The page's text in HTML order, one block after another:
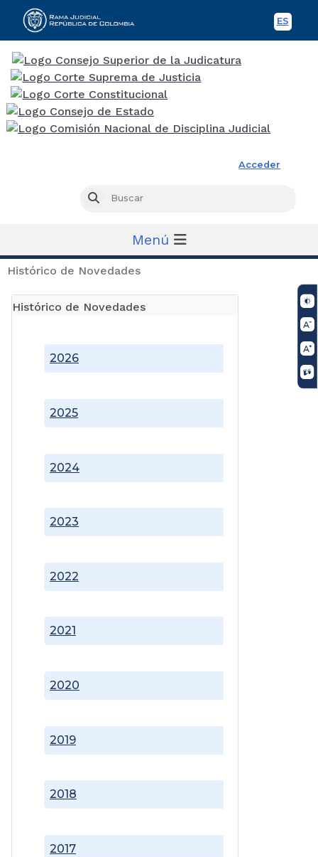
ES
Acceder
Buscar
Menú
Histórico de Novedades
Histórico de Novedades
2017
2018
2019
2020
2021
2022
2023
2024
2025
2026